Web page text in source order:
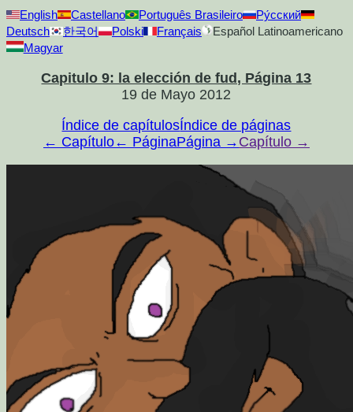
English Castellano Português Brasileiro
Ру́сский
Deutsch
한국어 Polski Français
Español Latinoamericano
Magyar
Capitulo 9: la elección de fud, Página 13
19 de Mayo 2012
Índice de capítulosÍndice de páginas
← Capítulo← PáginaPágina → Capítulo →